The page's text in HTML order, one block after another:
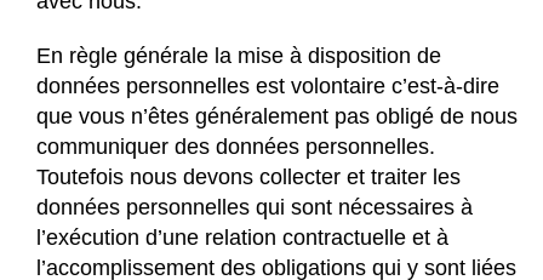
En règle générale la mise à disposition de
données personnelles est volontaire c’est-à-dire
que vous n’êtes généralement pas obligé de nous
communiquer des données personnelles.
Toutefois nous devons collecter et traiter les
données personnelles qui sont nécessaires à
l’exécution d’une relation contractuelle et à
l’accomplissement des obligations qui y sont liées